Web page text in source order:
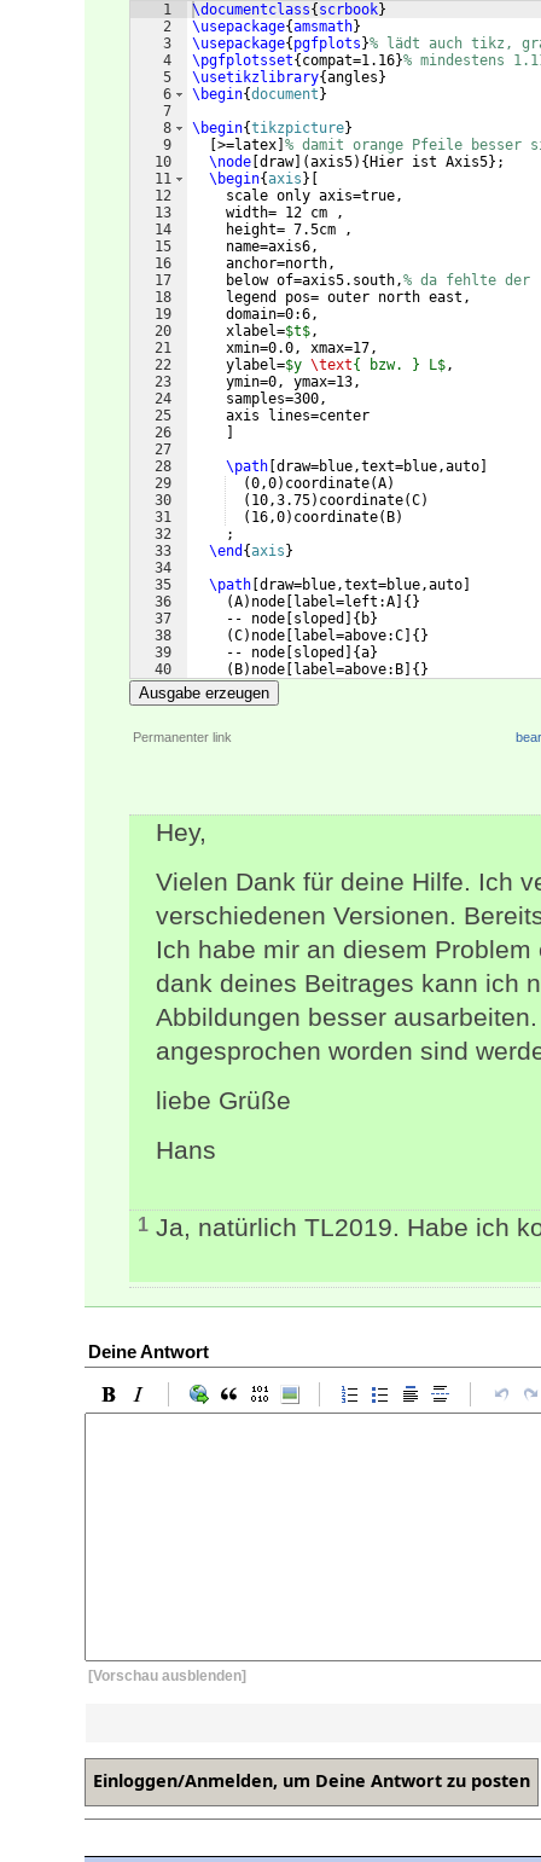
1
2
3
4
5
6
7
8
9
10
11
12
13
14
15
16
17
18
19
20
21
22
23
24
25
26
27
28
29
30
31
32
33
34
35
36
37
38
39
40
41
\documentclass{ scrbook}
\usepackage{amsmath}
\usepackage{ pgfplots }% lädt auch tikz,
\pgfplotsset{ compat=1.16}% mindestens
\usetikzlibrary{angles }
\begin{document }
\begin{tikzpicture}
>=latex % damit orange Pfeile besser
\node draw] (axis5) { Hier ist Axis5} ;
\begin{axis }
    scale only axis=true,
    width= 12 cm ,
    height= 7.5cm ,
    name=axis6,
    anchor=north,
    below of=axis5.south,
% da fehlte der
    legend pos= outer north east,
    domain=0:6,
    xlabel=
$t$,
    xmin=0.0, xmax=17,
    ylabel=
$y \text{ bzw. } L$,
    ymin=0, ymax=13,
    samples=300,
    axis lines=center
\path draw=blue,text=blue,auto
(0,0) coordinate(A)
( 10,3.75) coordinate(C)
( 16,0) coordinate( B)
    ;
\end {axis }
\path draw=blue,text=blue,auto
(A) node label=left:A { }
    -- node
sloped { b}
(C) node label=above:C { }
    -- node
sloped {a}
( B) node label=above:B { }
    --node
[
Ausgabe erzeugen
Permanenter link
Hey,
Vielen Dank für deine Hilfe. Ich
verschiedenen Versionen.
Ich habe mir an diesem
dank deines Beitrages kann ich
Abbildungen besser
angesprochen worden sind
liebe Grüße
Hans
1 Ja, natürlich TL2019. Habe ich
Deine Antwort
[Vorschau ausblenden]